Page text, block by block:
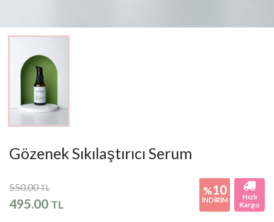
Gözenek Sıkılaştırıcı Serum
550.00TL
495.00 TL
%10
İNDİRİM
Hızlı
Kargo